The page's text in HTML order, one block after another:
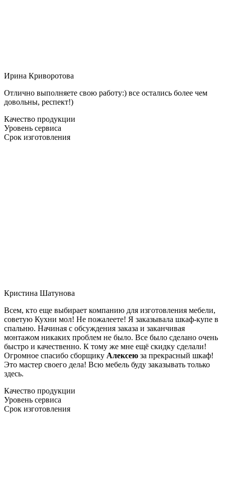
Ирина Криворотова
Отлично выполняете свою работу:) все остались более чем
довольны, респект!)
Качество продукции
Уровень сервиса
Срок изготовления
Кристина Шатунова
Всем, кто еще выбирает компанию для изготовления мебели,
советую Кухни мол! Не пожалеете! Я заказывала шкаф-купе в
спальню. Начиная с обсуждения заказа и заканчивая
монтажом никаких проблем не было. Все было сделано очень
быстро и качественно. К тому же мне ещё скидку сделали!
Огромное спасибо сборщику Алексею за прекрасный шкаф!
Это мастер своего дела! Всю мебель буду заказывать только
здесь.
Качество продукции
Уровень сервиса
Срок изготовления